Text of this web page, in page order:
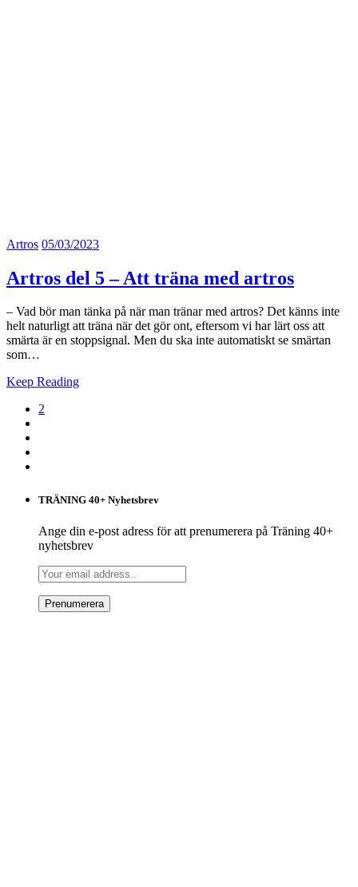
Artros 05/03/2023
Artros del 5 – Att träna med artros
– Vad bör man tänka på när man tränar med artros? Det känns inte
helt naturligt att träna när det gör ont, eftersom vi har lärt oss att
smärta är en stoppsignal. Men du ska inte automatiskt se smärtan
som…
Keep Reading
2
TRÄNING 40+ Nyhetsbrev
Ange din e-post adress för att prenumerera på Träning 40+
nyhetsbrev